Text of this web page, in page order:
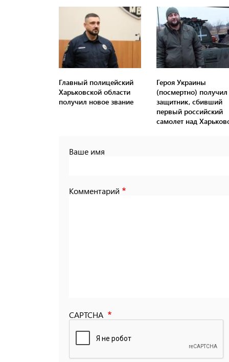
Главный полицейский
Харьковской области
получил новое звание
Героя Украины
(посмертно) получил
защитник, сбивший
первый российский
самолет над
Ваше имя
Комментарий
CAPTCHA